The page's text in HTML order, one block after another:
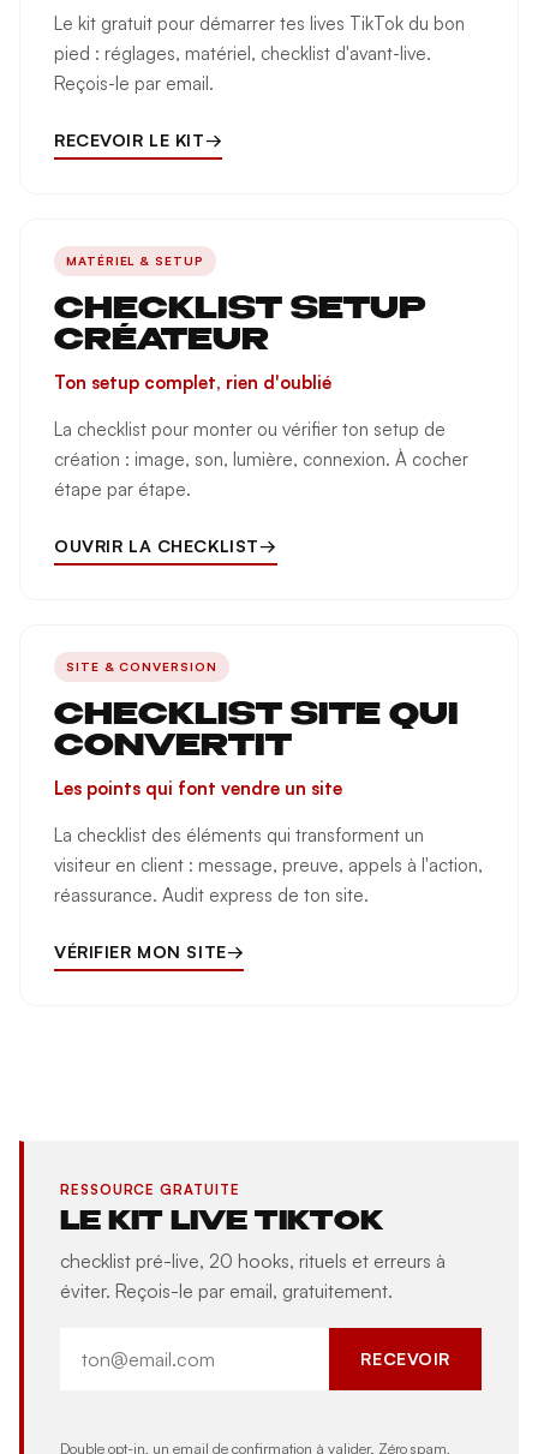
Le kit gratuit pour démarrer tes lives TikTok du bon
pied : réglages, matériel, checklist d'avant-live.
Reçois-le par email.
RECEVOIR LE KIT→
MATÉRIEL & SETUP
CHECKLIST SETUP
CRÉATEUR
Ton setup complet, rien d'oublié
La checklist pour monter ou vérifier ton setup de
création : image, son, lumière, connexion. À cocher
étape par étape.
OUVRIR LA CHECKLIST→
SITE & CONVERSION
CHECKLIST SITE QUI
CONVERTIT
Les points qui font vendre un site
La checklist des éléments qui transforment un
visiteur en client : message, preuve, appels à l'action,
réassurance. Audit express de ton site.
VÉRIFIER MON SITE→
RESSOURCE GRATUITE
LE KIT LIVE TIKTOK
checklist pré-live, 20 hooks, rituels et erreurs à
éviter. Reçois-le par email, gratuitement.
RECEVOIR
Double opt-in, un email de confirmation à valider. Zéro spam,